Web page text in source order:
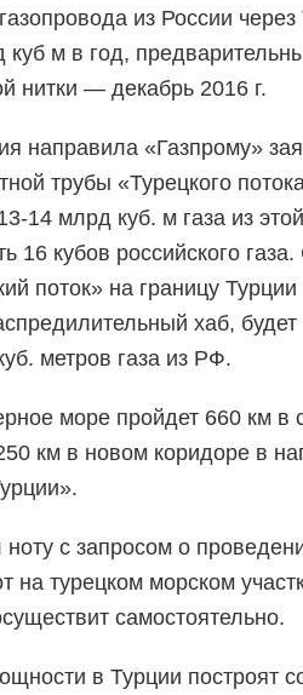
из России
м в год,
нитки — декабрь 2016 г.
направила «Газпрому»
трубы «Турецкого
14 млрд куб. м газа из
16 кубов российского
поток» на границу
хаб, будет
метров газа из РФ.
море пройдет 660 км в
км в новом коридоре в
с запросом о
на турецком морском
самостоятельно.
в Турции построят